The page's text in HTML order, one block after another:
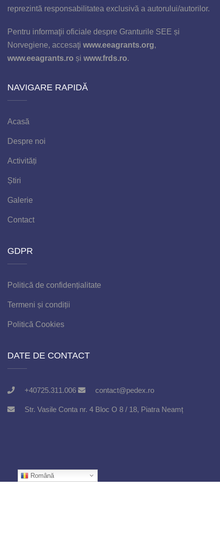
reprezintă responsabilitatea exclusivă a autorului/autorilor.
Pentru informaţii oficiale despre Granturile SEE și
Norvegiene, accesaţi www.eeagrants.org,
www.eeagrants.ro și www.frds.ro.
NAVIGARE RAPIDĂ
Acasă
Despre noi
Activități
Știri
Galerie
Contact
GDPR
Politică de confidențialitate
Termeni și condiții
Politică Cookies
DATE DE CONTACT
+40725.311.006 contact@pedex.ro
Str. Vasile Conta nr. 4 Bloc O 8 / 18, Piatra Neamț
Română